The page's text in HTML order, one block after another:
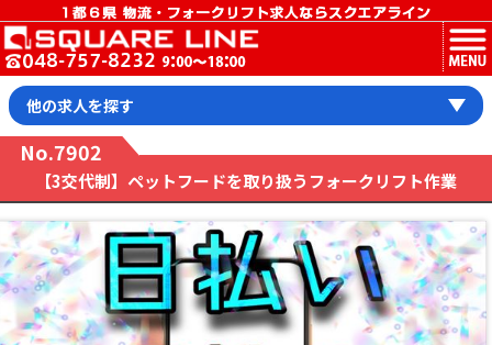
MENU
他の求人を探す
No.7902
【3交代制】ペットフードを取り扱うフォークリフト作業